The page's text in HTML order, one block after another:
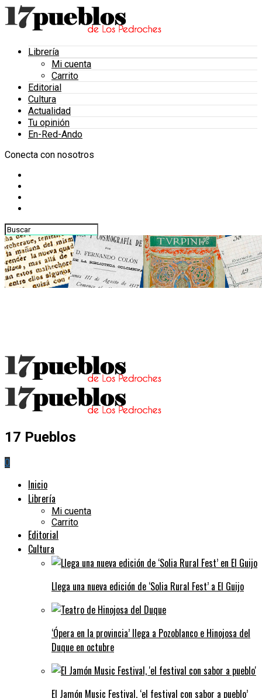
Librería
Mi cuenta
Carrito
Editorial
Cultura
Actualidad
Tu opinión
En-Red-Ando
Conecta con nosotros
17 Pueblos
0
Inicio
Librería
Mi cuenta
Carrito
Editorial
Cultura
Llega una nueva edición de ‘Solia Rural Fest’ a El Guijo
‘Ópera en la provincia’ llega a Pozoblanco e Hinojosa del
Duque en octubre
El Jamón Music Festival, ‘el festival con sabor a pueblo’